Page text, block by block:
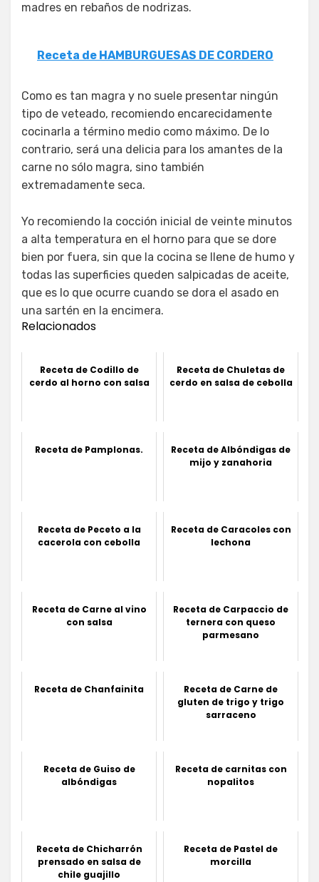
madres en rebaños de nodrizas.
Receta de HAMBURGUESAS DE CORDERO
Como es tan magra y no suele presentar ningún
tipo de veteado, recomiendo encarecidamente
cocinarla a término medio como máximo. De lo
contrario, será una delicia para los amantes de la
carne no sólo magra, sino también
extremadamente seca.
Yo recomiendo la cocción inicial de veinte minutos
a alta temperatura en el horno para que se dore
bien por fuera, sin que la cocina se llene de humo y
todas las superficies queden salpicadas de aceite,
que es lo que ocurre cuando se dora el asado en
una sartén en la encimera.
Relacionados
Receta de Codillo de
cerdo al horno con salsa
Receta de Chuletas de
cerdo en salsa de cebolla
Receta de Pamplonas.
Receta de Albóndigas de
mijo y zanahoria
Receta de Peceto a la
cacerola con cebolla
Receta de Caracoles con
lechona
Receta de Carne al vino
con salsa
Receta de Carpaccio de
ternera con queso
parmesano
Receta de Chanfainita
Receta de Carne de
gluten de trigo y trigo
sarraceno
Receta de Guiso de
albóndigas
Receta de carnitas con
nopalitos
Receta de Chicharrón
prensado en salsa de
chile guajillo
Receta de Pastel de
morcilla